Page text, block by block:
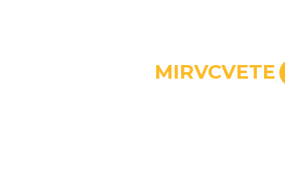
MIRVCVETE